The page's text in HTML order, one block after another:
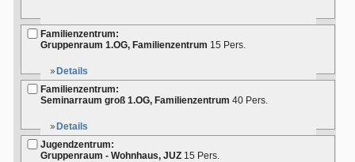
Familienzentrum:
Gruppenraum 1.OG, Familienzentrum 15 Pers.
Details
Familienzentrum:
Seminarraum groß 1.OG, Familienzentrum 40 Pers.
Details
Jugendzentrum:
Gruppenraum - Wohnhaus, JUZ 15 Pers.